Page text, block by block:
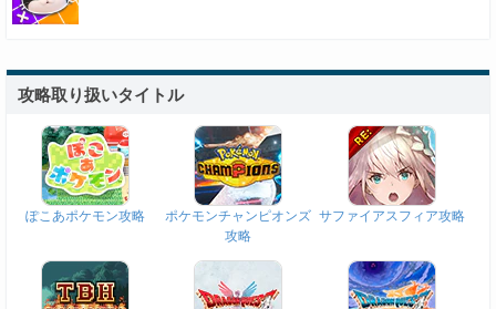
攻略取り扱いタイトル
ぽこあポケモン攻略
ポケモンチャンピオンズ
攻略
サファイアスフィア攻略